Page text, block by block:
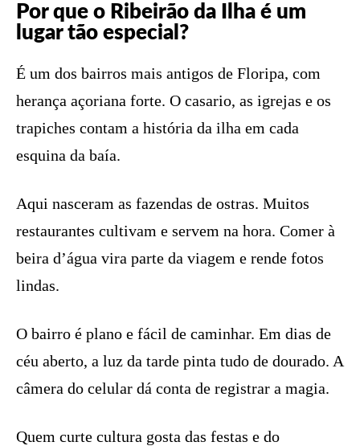
Por que o Ribeirão da Ilha é um
lugar tão especial?
É um dos bairros mais antigos de Floripa, com
herança açoriana forte. O casario, as igrejas e os
trapiches contam a história da ilha em cada
esquina da baía.
Aqui nasceram as fazendas de ostras. Muitos
restaurantes cultivam e servem na hora. Comer à
beira d’água vira parte da viagem e rende fotos
lindas.
O bairro é plano e fácil de caminhar. Em dias de
céu aberto, a luz da tarde pinta tudo de dourado. A
câmera do celular dá conta de registrar a magia.
Quem curte cultura gosta das festas e do